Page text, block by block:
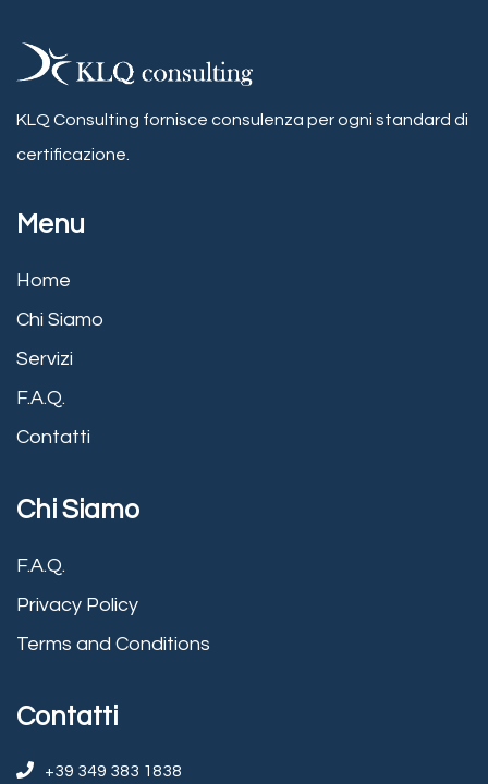
KLQ Consulting fornisce consulenza per ogni standard di
certificazione.
Menu
Home
Chi Siamo
Servizi
F.A.Q.
Contatti
Chi Siamo
F.A.Q.
Privacy Policy
Terms and Conditions
Contatti
+39 349 383 1838